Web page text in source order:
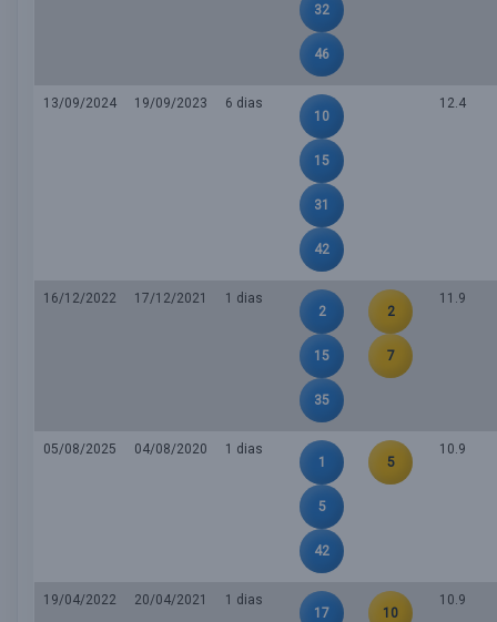
32
46
13/09/2024 19/09/2023
6 dias
10
15
31
42
12.4
16/12/2022 17/12/2021
1 dias
2
15
35
2
7
11.9
05/08/2025 04/08/2020
1 dias
1
5
42
5
10.9
19/04/2022 20/04/2021
1 dias
17
10
10.9